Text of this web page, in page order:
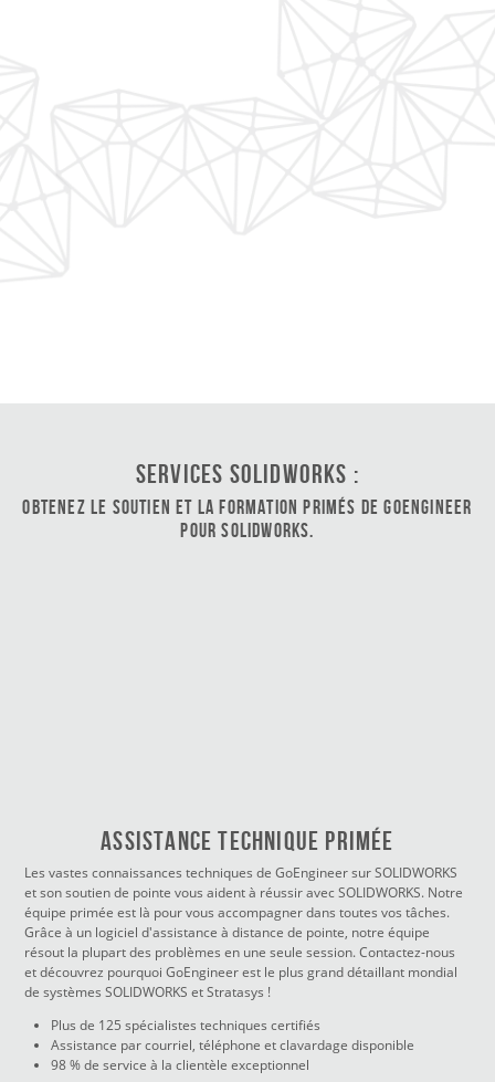
Services SOLIDWORKS :
Obtenez le soutien et la formation primés de GoEngineer
pour SOLIDWORKS.
Assistance technique primée
Les vastes connaissances techniques de GoEngineer sur SOLIDWORKS
et son soutien de pointe vous aident à réussir avec SOLIDWORKS. Notre
équipe primée est là pour vous accompagner dans toutes vos tâches.
Grâce à un logiciel d'assistance à distance de pointe, notre équipe
résout la plupart des problèmes en une seule session. Contactez-nous
et découvrez pourquoi GoEngineer est le plus grand détaillant mondial
de systèmes SOLIDWORKS et Stratasys !
Plus de 125 spécialistes techniques certifiés
Assistance par courriel, téléphone et clavardage disponible
98 % de service à la clientèle exceptionnel